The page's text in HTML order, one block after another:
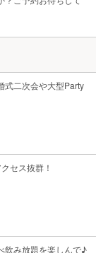
式二次会や大型Party
セス抜群！
飲み放題を楽しんで♪